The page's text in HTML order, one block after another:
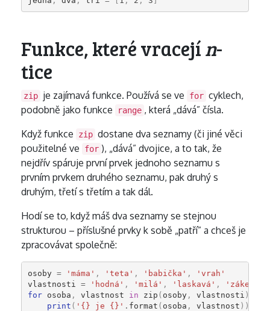
Funkce, které vracejín-
tice
zip je zajímavá funkce. Používá se ve for cyklech,
podobně jako funkce
range , která „dává” čísla.
Když funkce
zip dostane dva seznamy (či jiné věci
použitelné ve
for ), „dává” dvojice, a to tak, že
nejdřív spáruje první prvek jednoho seznamu s
prvním prvkem druhého seznamu, pak druhý s
druhým, třetí s třetím a tak dál.
Hodí se to, když máš dva seznamy se stejnou
strukturou – příslušné prvky k sobě „patří” a chceš je
zpracovávat společně:
osoby = 'máma' , 'teta' , 'babička' ,
'vrah'
vlastnosti
= 'hodná' , 'milá' , 'laskavá' ,
'zákeřný'
for
osoba , vlastnost in zip ( osoby, vlastnosti ):
print ( '{} je {}' . format ( osoba , vlastnost ))